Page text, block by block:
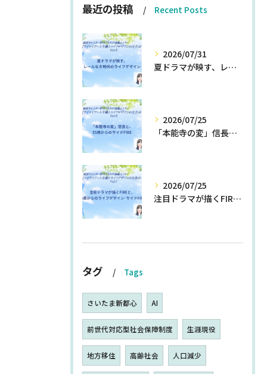
最近の投稿 Recent Posts
2026/07/31
夏ドラマが映す、レールなき時代のライフデザイン
2026/07/25
「本能寺の変」信長と、55歳からのサイドFIRE
2026/07/25
注目ドラマが描くFIREと、55歳からのライフデザイン・サイドFIRE
タグ Tags
さいたま新都心 AI
前世代対応型社会保障制度 生涯現役
地方移住 高齢社会 人口減少